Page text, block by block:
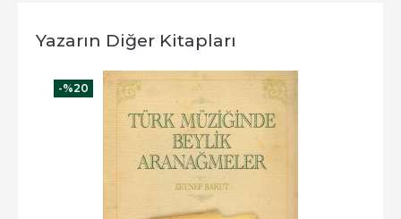
Yazarın Diğer Kitapları
-%20